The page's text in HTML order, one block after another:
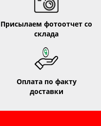
Присылаем фотоотчет со
склада
Оплата по факту
доставки